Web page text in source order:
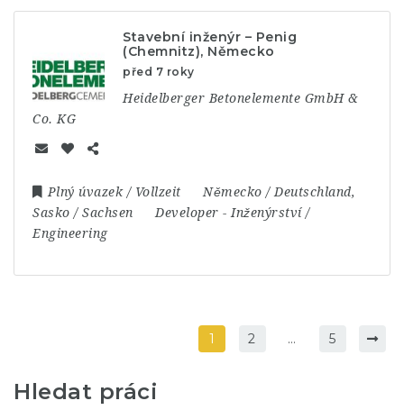
Stavební inženýr – Penig
(Chemnitz), Německo
před 7 roky
Heidelberger Betonelemente GmbH &
Co. KG
Plný úvazek / Vollzeit Německo / Deutschland,
Sasko / Sachsen
Developer - Inženýrství /
Engineering
1 2 … 5
Hledat práci